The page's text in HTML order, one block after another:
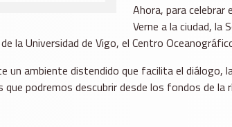
Ahora, para celebrar
Verne a la ciudad, la
la Universidad de Vigo, el Centro
un ambiente distendido que facilita el
podremos descubrir desde los fondos de